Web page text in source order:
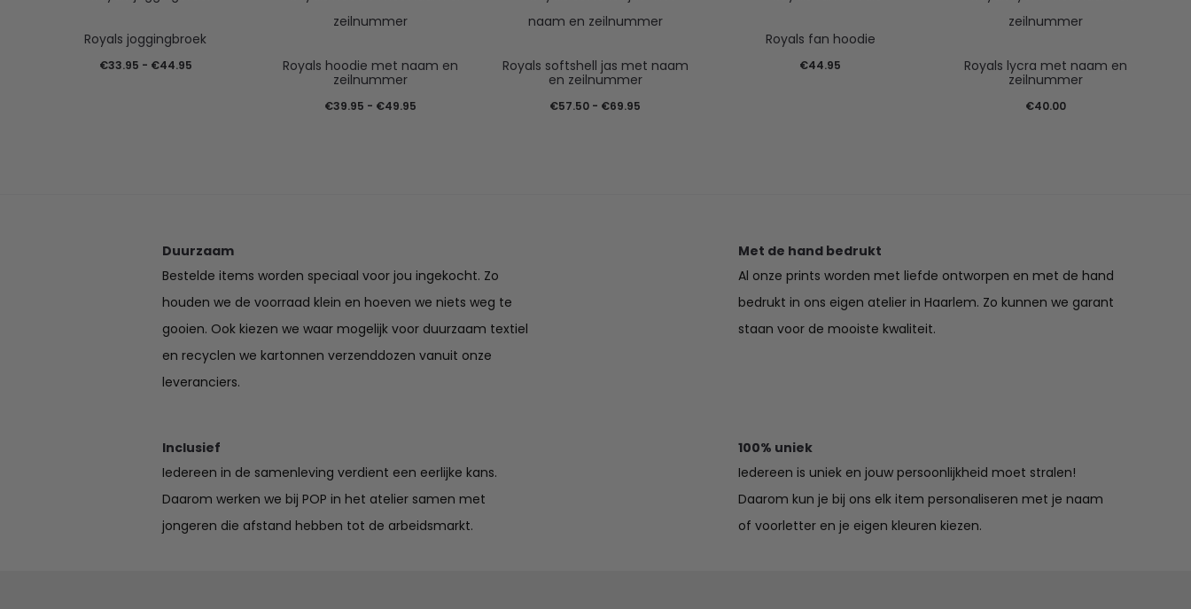
Royals joggingbroek
€33.95 - €44.95Prijsklasse:
Royals hoodie met naam en
zeilnummer
€39.95 - €49.95
Royals softshell jas met naam
en zeilnummer
€57.50 - €69.95
Royals fan hoodie
€44.95
Royals lycra met naam en
zeilnummer
€40.00
Duurzaam
Bestelde items worden speciaal voor jou ingekocht. Zo
houden we de voorraad klein en hoeven we niets weg te
gooien. Ook kiezen we waar mogelijk voor duurzaam textiel
en recyclen we kartonnen verzenddozen vanuit onze
leveranciers.
Met de hand bedrukt
Al onze prints worden met liefde ontworpen en met de hand
bedrukt in ons eigen atelier in Haarlem. Zo kunnen we garant
staan voor de mooiste kwaliteit.
Inclusief
Iedereen in de samenleving verdient een eerlijke kans.
Daarom werken we bij POP in het atelier samen met
jongeren die afstand hebben tot de arbeidsmarkt.
100% uniek
Iedereen is uniek en jouw persoonlijkheid moet stralen!
Daarom kun je bij ons elk item personaliseren met je naam
of voorletter en je eigen kleuren kiezen.